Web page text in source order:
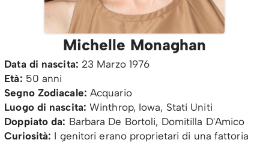
Michelle Monaghan
Data di nascita: 23 Marzo 1976
Età: 50 anni
Segno Zodiacale: Acquario
Luogo di nascita:Winthrop, Iowa, Stati Uniti
Doppiato da: Barbara De Bortoli, Domitilla D'Amico
Curiosità: I genitori erano proprietari di una fattoria